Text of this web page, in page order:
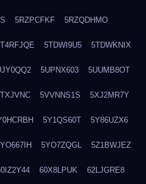
5RZPCFKF 5RZQDHMO
5TDWI9U5 5TDWKNIX
5UPNX603 5UUMB8OT
5VVNNS1S 5XJ2MR7Y
5Y1QS60T 5Y86UZX6
5YO7ZQGL 5Z1BWJEZ
60X8LPUK 62LJGRE8